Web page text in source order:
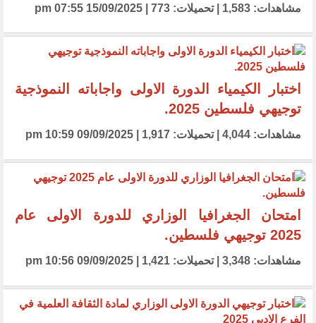
مشاهدات: 1,583 | تحميلات: 773 | 15/09/2025 07:55 pm
اختبار الكيمياء الدورة الاولى واجاباته النموذجية
توجيهي فلسطين 2025.
مشاهدات: 4,044 | تحميلات: 1,917 | 09/09/2025 10:59 pm
امتحان الجغرافيا الوزاري للدورة الاولى عام
2025 توجيهي فلسطين.
مشاهدات: 3,348 | تحميلات: 1,421 | 09/09/2025 10:56 pm